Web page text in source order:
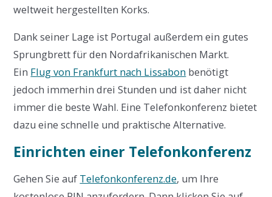
weltweit hergestellten Korks.
Dank seiner Lage ist Portugal außerdem ein gutes
Sprungbrett für den Nordafrikanischen Markt.
Ein Flug von Frankfurt nach Lissabon benötigt
jedoch immerhin drei Stunden und ist daher nicht
immer die beste Wahl. Eine Telefonkonferenz bietet
dazu eine schnelle und praktische Alternative.
Einrichten einer Telefonkonferenz
Gehen Sie auf Telefonkonferenz.de, um Ihre